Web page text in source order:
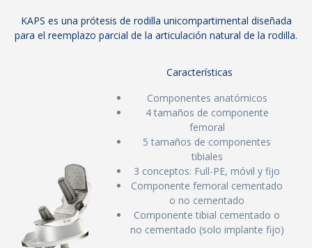
KAPS es una prótesis de rodilla unicompartimental diseñada
para el reemplazo parcial de la articulación natural de la rodilla.
Características
Componentes anatómicos
4 tamaños de componente
femoral
5 tamaños de componentes
tibiales
3 conceptos: Full-PE, móvil y fijo
Componente femoral cementado
o no cementado
Componente tibial cementado o
no cementado (solo implante fijo)